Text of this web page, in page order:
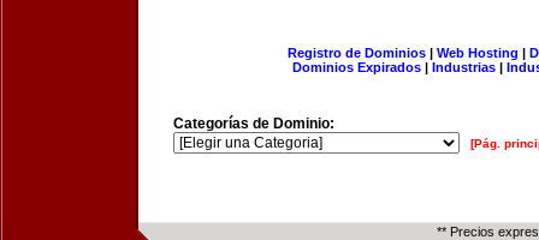
Registro de Dominios| Web Hosting |
Dominios Expirados | Industrias |
Categorías de Dominio:
[Pág.
** Precios